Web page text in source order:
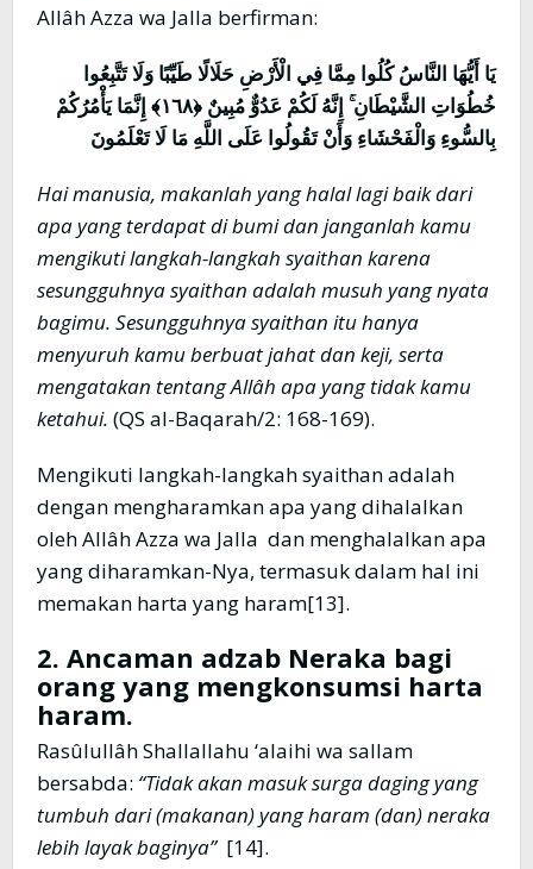
Allâh Azza wa Jalla berfirman:
يَا أَيُّهَا النَّاسُ كُلُوا مِمَّا فِي الْأَرْضِ حَلَالًا طَيِّبًا وَلَا تَتَّبِعُوا
خُطُوَاتِ الشَّيْطَانِ ۚ إِنَّهُ لَكُمْ عَدُوٌّ مُبِينٌ ﴿١٦٨﴾ إِنَّمَا يَأْمُرُكُمْ
بِالسُّوءِ وَالْفَحْشَاءِ وَأَنْ تَقُولُوا عَلَى اللَّهِ مَا لَا تَعْلَمُونَ
Hai manusia, makanlah yang halal lagi baik dari
apa yang terdapat di bumi dan janganlah kamu
mengikuti langkah-langkah syaithan karena
sesungguhnya syaithan adalah musuh yang nyata
bagimu. Sesungguhnya syaithan itu hanya
menyuruh kamu berbuat jahat dan keji, serta
mengatakan tentang Allâh apa yang tidak kamu
ketahui. (QS al-Baqarah/2: 168-169).
Mengikuti langkah-langkah syaithan adalah
dengan mengharamkan apa yang dihalalkan
oleh Allâh Azza wa Jalla dan menghalalkan apa
yang diharamkan-Nya, termasuk dalam hal ini
memakan harta yang haram[13].
2. Ancaman adzab Neraka bagi
orang yang mengkonsumsi harta
haram.
Rasûlullâh Shallallahu ‘alaihi wa sallam
bersabda: “Tidak akan masuk surga daging yang
tumbuh dari (makanan) yang haram (dan) neraka
lebih layak baginya”[14].